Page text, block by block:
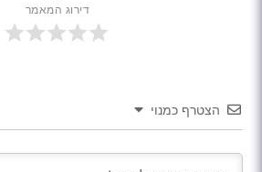
דירוג המאמר
הצטרף כמנוי